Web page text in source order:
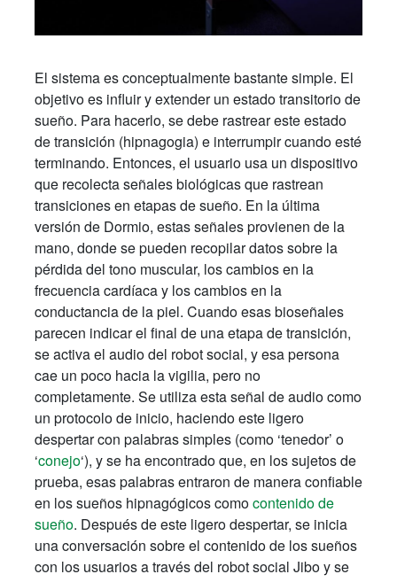
El sistema es conceptualmente bastante simple. El
objetivo es influir y extender un estado transitorio de
sueño. Para hacerlo, se debe rastrear este estado
de transición (hipnagogia) e interrumpir cuando esté
terminando. Entonces, el usuario usa un dispositivo
que recolecta señales biológicas que rastrean
transiciones en etapas de sueño. En la última
versión de Dormio, estas señales provienen de la
mano, donde se pueden recopilar datos sobre la
pérdida del tono muscular, los cambios en la
frecuencia cardíaca y los cambios en la
conductancia de la piel. Cuando esas bioseñales
parecen indicar el final de una etapa de transición,
se activa el audio del robot social, y esa persona
cae un poco hacia la vigilia, pero no
completamente. Se utiliza esta señal de audio como
un protocolo de inicio, haciendo este ligero
despertar con palabras simples (como ‘tenedor’ o
‘conejo‘), y se ha encontrado que, en los sujetos de
prueba, esas palabras entraron de manera confiable
en los sueños hipnagógicos comocontenido de
sueño. Después de este ligero despertar, se inicia
una conversación sobre el contenido de los sueños
con los usuarios a través del robot social Jibo y se